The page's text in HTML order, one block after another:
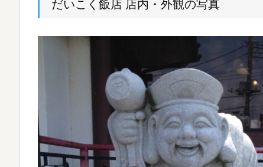
だいこく飯店 店内・外観の写真